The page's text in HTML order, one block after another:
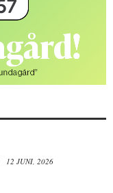
12 JUNI, 2026